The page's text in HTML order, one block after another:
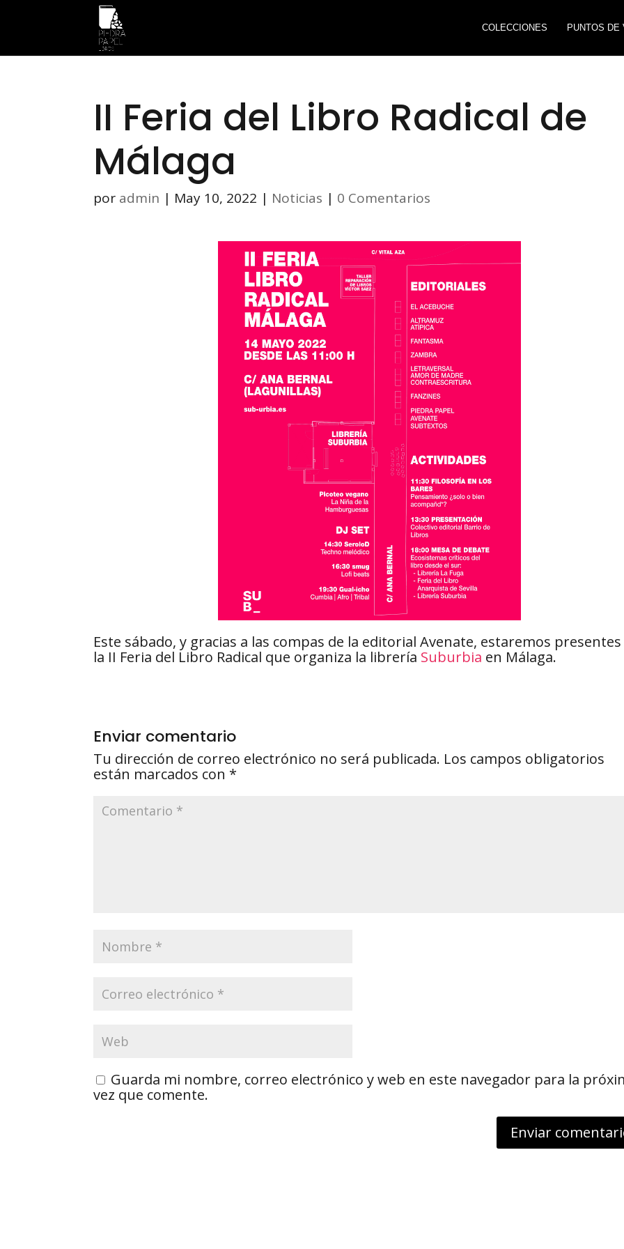
COLECCIONES PUNTOS DE
II Feria del Libro Radical de
Málaga
por admin | May 10, 2022 | Noticias | 0 Comentarios
Este sábado, y gracias a las compas de la editorial Avenate, estaremos
la II Feria del Libro Radical que organiza la librería Suburbia en Málaga.
Enviar comentario
Tu dirección de correo electrónico no será publicada. Los campos obligatorios
están marcados con *
Guarda mi nombre, correo electrónico y web en este navegador para la
vez que comente.